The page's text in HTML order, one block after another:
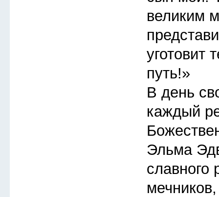
великим
уготовит
путь!»
В день
каждый
Эльма
славного